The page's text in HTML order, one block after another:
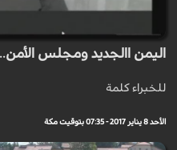
اليمن االجديد ومجلس الأمن..
للخبراء كلمة
الأحد 8 يناير 2017 - 07:35 بتوقيت مكة